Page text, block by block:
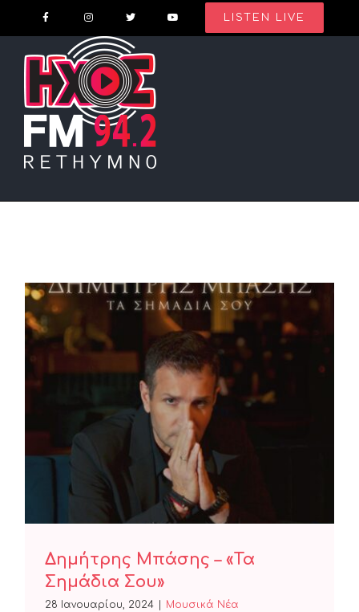
to
content
LISTEN LIVE
Δημήτρης Μπάσης – «Τα
Σημάδια Σου»
Δημήτρης Μπάσης – «Τα
Σημάδια Σου»
28 Ιανουαρίου, 2024 Μουσικά Νέα